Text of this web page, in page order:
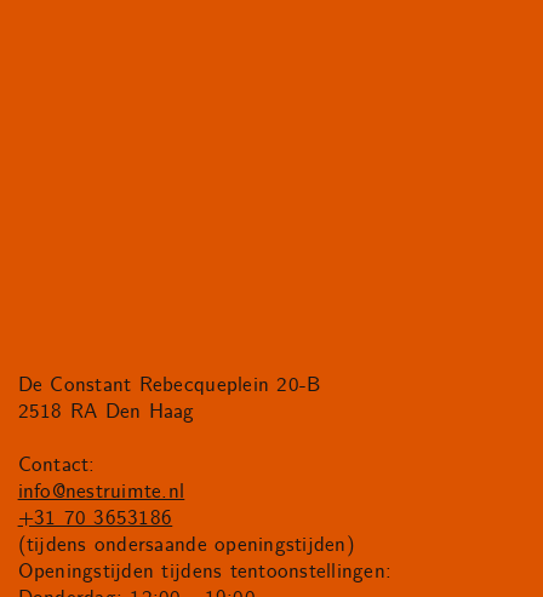
De Constant Rebecqueplein 20-B
2518 RA Den Haag
Contact:
info@nestruimte.nl
+31 70 3653186
(tijdens ondersaande openingstijden)
Openingstijden tijdens tentoonstellingen: